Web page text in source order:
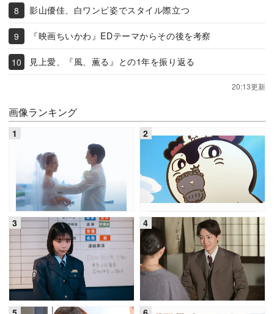
影山優佳、白ワンピ姿でスタイル際立つ
『映画ちいかわ』EDテーマからその後を考察
見上愛、『風、薫る』との1年を振り返る
20:13更新
画像ランキング